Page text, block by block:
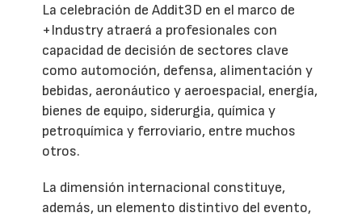
La celebración de Addit3D en el marco de
+Industry atraerá a profesionales con
capacidad de decisión de sectores clave
como automoción, defensa, alimentación y
bebidas, aeronáutico y aeroespacial, energía,
bienes de equipo, siderurgia, química y
petroquímica y ferroviario, entre muchos
otros.
La dimensión internacional constituye,
además, un elemento distintivo del evento,